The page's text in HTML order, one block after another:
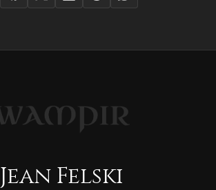
Jean Felski